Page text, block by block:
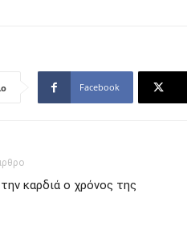
Facebook
καρδιά ο χρόνος της